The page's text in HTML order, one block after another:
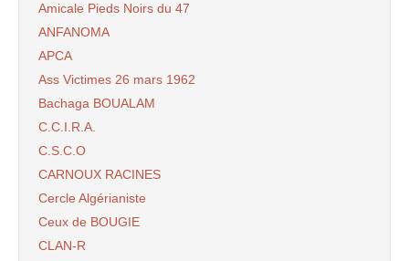
Amicale Pieds Noirs du 47
ANFANOMA
APCA
Ass Victimes 26 mars 1962
Bachaga BOUALAM
C.C.I.R.A.
C.S.C.O
CARNOUX RACINES
Cercle Algérianiste
Ceux de BOUGIE
CLAN-R